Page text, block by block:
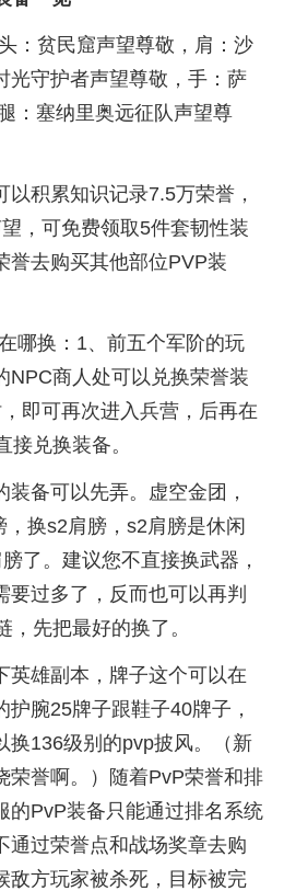
：贫民窟声望尊敬，肩：沙
光守护者声望尊敬，手：萨
：塞纳里奥远征队声望尊
积累知识记录7.5万荣誉，
，可免费领取5件套韧性装
誉去购买其他部位PVP装
哪换：1、前五个军阶的玩
NPC商人处可以兑换荣誉装
即可再次进入兵营，后再在
接兑换装备。
备可以先弄。虚空金团，
换s2肩膀，s2肩膀是休闲
了。建议您不直接换武器，
要过多了，反而也可以再判
，先把最好的换了。
英雄副本，牌子这个可以在
护腕25牌子跟鞋子40牌子，
换136级别的pvp披风。（新
荣誉啊。）随着PvP荣誉和排
的PvP装备只能通过排名系统
通过荣誉点和战场奖章去购
敌方玩家被杀死，目标被完